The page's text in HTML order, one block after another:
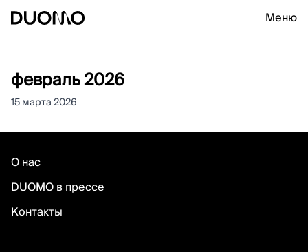
Меню
февраль 2026
15 марта 2026
О нас
DUOMO в прессе
Контакты